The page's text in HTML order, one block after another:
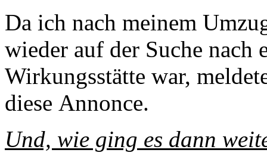
Da ich nach meinem
wieder auf der Suche nach
Wirkungsstätte war,
diese Annonce.
Und, wie ging es dann